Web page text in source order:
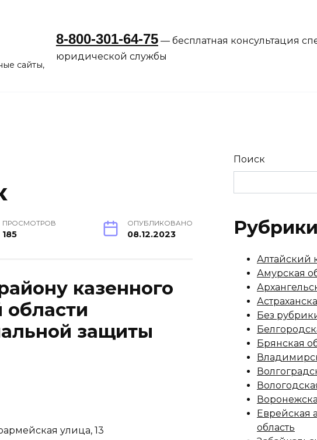
сайты,
8-800-301-64-75— бесплатная консультация
юридической службы
ПРОСМОТРОВ
185
ОПУБЛИКОВАНО
08.12.2023
казенного
защиты
улица, 13
Поиск
Рубрики
Алтайский
Амурская
Без
Брянская
Еврейская
область